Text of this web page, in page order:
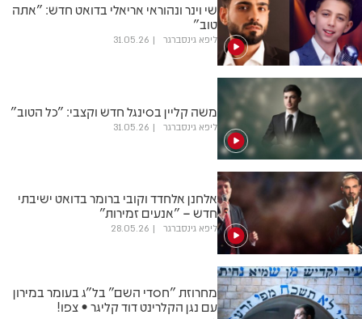
שי וינר ונהוראי אריאלי בדואט חדש: ״אתה
טוב״
ליפא גינסברגר 31.05.26
משה קליין בסינגל חדש וקצבי: "כל הטוב"
ליפא גינסברגר 31.05.26
אלחנן אלחדד וקובי ברומר בדואט ישיבתי
חדש – "אנעים זמירות"
ליפא גינסברגר 28.05.26
מחרוזת "חסדי השם" בל"ג בעומר במירון
עם נגן הקלרינט דוד קליגר • צפו!